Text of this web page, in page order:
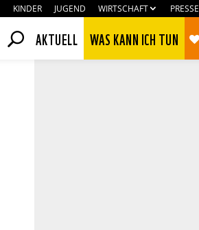
KINDER JUGEND WIRTSCHAFT PRESSE
AKTUELL WAS KANN ICH TUN